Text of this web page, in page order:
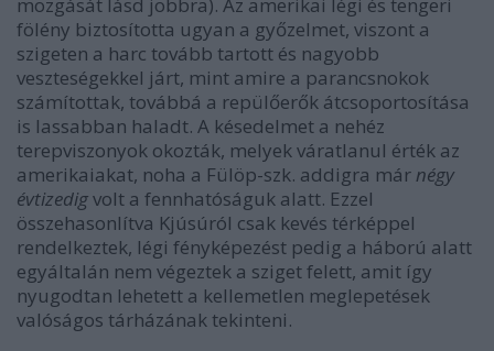
fölény biztosította ugyan a győzelmet, viszont a
szigeten a harc tovább tartott és nagyobb
veszteségekkel járt, mint amire a parancsnokok
számítottak, továbbá a repülőerők átcsoportosítása
is lassabban haladt. A késedelmet a nehéz
terepviszonyok okozták, melyek váratlanul érték az
amerikaiakat, noha a Fülöp-szk. addigra márnégy
évtizedigvolt a fennhatóságuk alatt. Ezzel
összehasonlítva Kjúsúról csak kevés térképpel
rendelkeztek, légi fényképezést pedig a háború alatt
egyáltalán nem végeztek a sziget felett, amit így
nyugodtan lehetett a kellemetlen meglepetések
valóságos tárházának tekinteni.